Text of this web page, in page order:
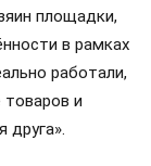
площадки,
в рамках
работали,
и
друга».